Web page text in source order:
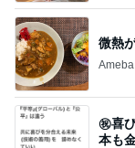
微熱
㊗️喜
本も